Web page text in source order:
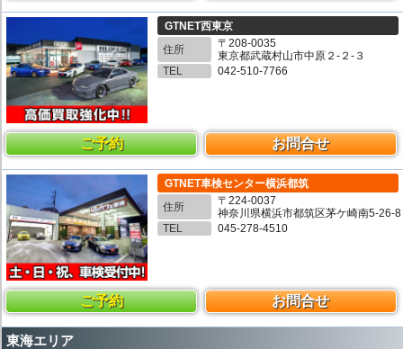
GTNET西東京
住所
〒208-0035
東京都武蔵村山市中原２-２-３
TEL
042-510-7766
ご予約 お問合せ
GTNET車検センター横浜都筑
住所
〒224-0037
神奈川県横浜市都筑区茅ケ崎南5-26-8
TEL
045-278-4510
ご予約 お問合せ
東海エリア